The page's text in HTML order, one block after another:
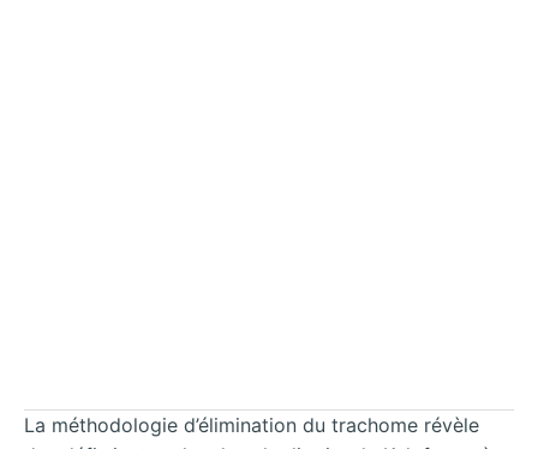
La méthodologie d’élimination du trachome révèle